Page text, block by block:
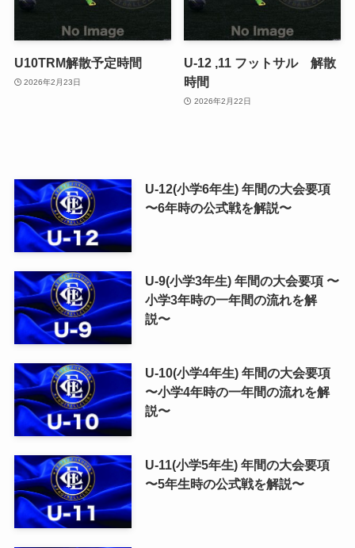
U10TRM解散予定時間
2026年2月23日
U-12 ,11 フットサル 解散
時間
2026年2月22日
U-12(小学6年生) 年間の大会要項
〜6年時の公式戦を解説〜
U-9(小学3年生) 年間の大会要項 〜
小学3年時の一年間の流れを解
説〜
U-10(小学4年生) 年間の大会要項
〜小学4年時の一年間の流れを解
説〜
U-11(小学5年生) 年間の大会要項
〜5年生時の公式戦を解説〜